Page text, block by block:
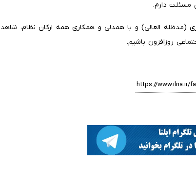
مسئلت دارم.
(مدظله العالی) و با همدلی و همکاری همه ارکان نظام، شاهد
روزافزون باشیم.